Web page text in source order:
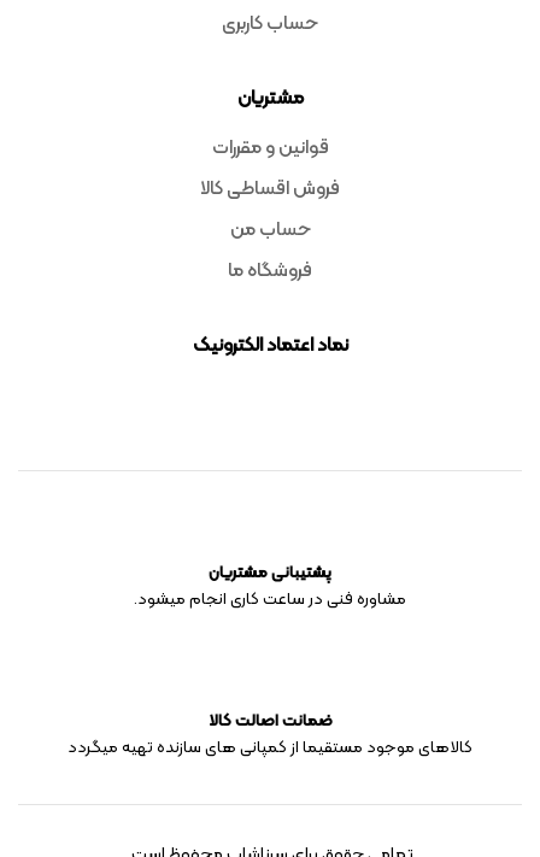
حساب کاربری
مشتریان
قوانین و مقررات
فروش اقساطی کالا
حساب من
فروشگاه ما
نماد اعتماد الکترونیک
پشتیبانی مشتریان
مشاوره فنی در ساعت کاری انجام میشود.
ضمانت اصالت کالا
کالاهای موجود مستقیما از کمپانی های سازنده تهیه میگردد